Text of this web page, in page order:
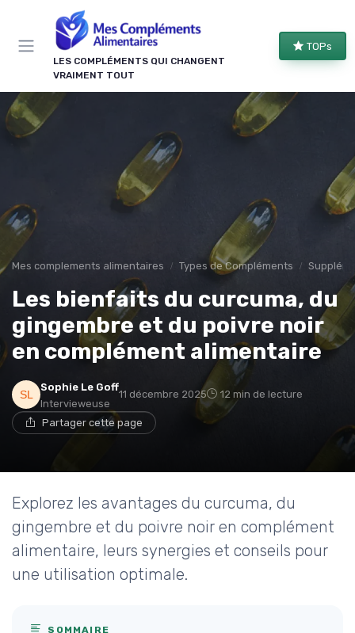
LES COMPLÉMENTS QUI CHANGENT
VRAIMENT TOUT
TOPs
Mes complements alimentaires Types de Compléments
Les bienfaits du curcuma, du
gingembre et du poivre noir
en complément alimentaire
Sophie Le Goff
Intervieweuse
11 décembre 2025 12 min de lecture
Partager cette page
Explorez les avantages du curcuma, du
gingembre et du poivre noir en complément
alimentaire, leurs synergies et conseils pour
une utilisation optimale.
SOMMAIRE
Panneau de gestion des cookies